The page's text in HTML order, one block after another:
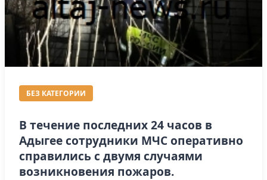
БЕЗ КАТЕГОРИИ
В течение последних 24 часов в
Адыгее сотрудники МЧС оперативно
справились с двумя случаями
возникновения пожаров.